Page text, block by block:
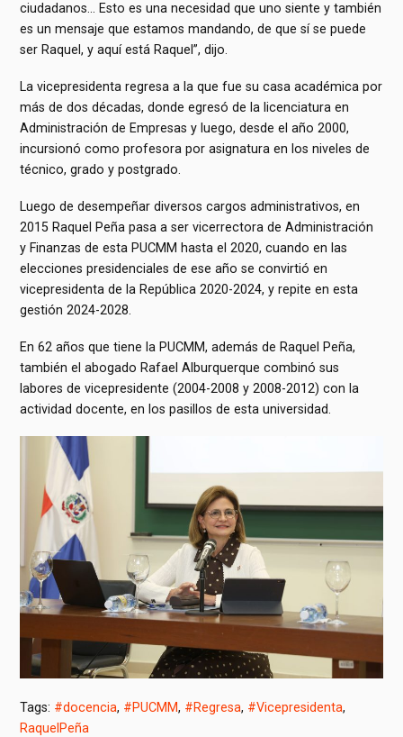
ciudadanos… Esto es una necesidad que uno siente y también
es un mensaje que estamos mandando, de que sí se puede
ser Raquel, y aquí está Raquel”, dijo.
La vicepresidenta regresa a la que fue su casa académica por
más de dos décadas, donde egresó de la licenciatura en
Administración de Empresas y luego, desde el año 2000,
incursionó como profesora por asignatura en los niveles de
técnico, grado y postgrado.
Luego de desempeñar diversos cargos administrativos, en
2015 Raquel Peña pasa a ser vicerrectora de Administración
y Finanzas de esta PUCMM hasta el 2020, cuando en las
elecciones presidenciales de ese año se convirtió en
vicepresidenta de la República 2020-2024, y repite en esta
gestión 2024-2028.
En 62 años que tiene la PUCMM, además de Raquel Peña,
también el abogado Rafael Alburquerque combinó sus
labores de vicepresidente (2004-2008 y 2008-2012) con la
actividad docente, en los pasillos de esta universidad.
Tags: #docencia, #PUCMM, #Regresa, #Vicepresidenta,
RaquelPeña